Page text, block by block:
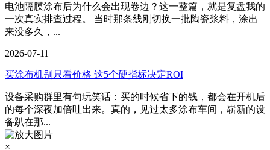
电池隔膜涂布后为什么会出现卷边？这一整篇，就是复盘我的
一次真实排查过程。 当时那条线刚切换一批陶瓷浆料，涂出
来没多久，...
2026-07-11
买涂布机别只看价格 这5个硬指标决定ROI
设备采购群里有句玩笑话：买的时候省下的钱，都会在开机后
的每个深夜加倍吐出来。真的，见过太多涂布车间，崭新的设
备趴在那...
×